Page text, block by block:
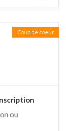
Coup de coeur
ou